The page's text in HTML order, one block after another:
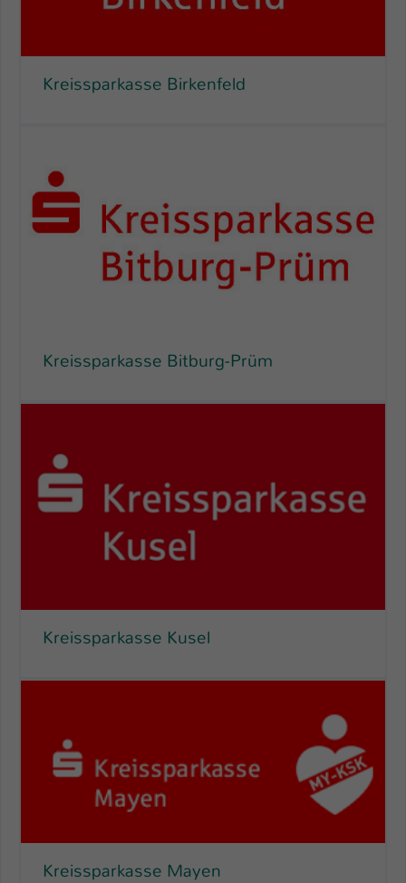
Kreissparkasse Birkenfeld
Kreissparkasse Bitburg-Prüm
Kreissparkasse Kusel
Kreissparkasse Mayen